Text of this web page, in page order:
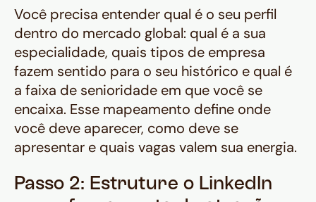
Você precisa entender qual é o seu perfil
dentro do mercado global: qual é a sua
especialidade, quais tipos de empresa
fazem sentido para o seu histórico e qual é
a faixa de senioridade em que você se
encaixa. Esse mapeamento define onde
você deve aparecer, como deve se
apresentar e quais vagas valem sua energia.
Passo 2: Estruture o LinkedIn